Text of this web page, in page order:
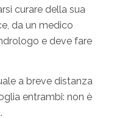
curare della sua
da un medico
e deve fare
a breve distanza
entrambi: non è